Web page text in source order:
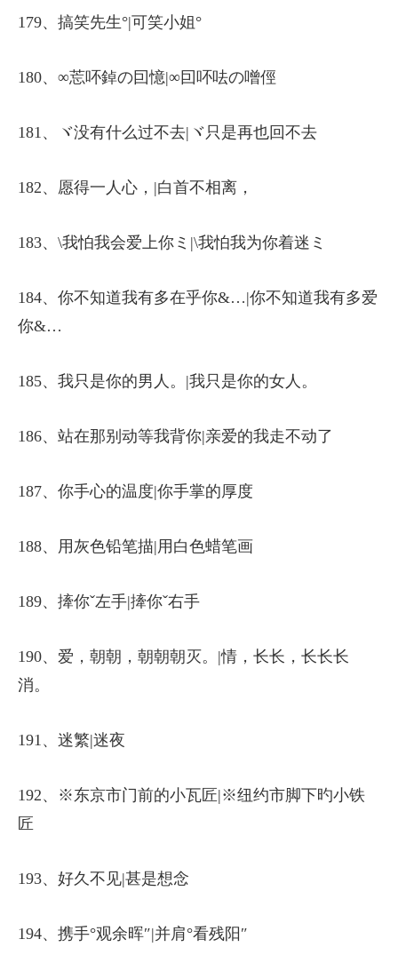
179、搞笑先生°|可笑小姐°
180、∞莣吥鋽の囙憶|∞囙吥呿の噌俓
181、ヾ没有什么过不去|ヾ只是再也回不去
182、愿得一人心，|白首不相离，
183、\我怕我会爱上你ミ|\我怕我为你着迷ミ
184、你不知道我有多在乎你&…|你不知道我有多爱
你&…
185、我只是你的男人。|我只是你的女人。
186、站在那别动等我背你|亲爱的我走不动了
187、你手心的温度|你手掌的厚度
188、用灰色铅笔描|用白色蜡笔画
189、撁你ˇ左手|撁你ˇ右手
190、爱，朝朝，朝朝朝灭。|情，长长，长长长
消。
191、迷繁|迷夜
192、※东京市门前的小瓦匠|※纽约市脚下旳小铁
匠
193、好久不见|甚是想念
194、携手°观余晖″|并肩°看残阳″